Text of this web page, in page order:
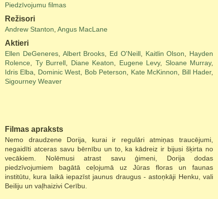
Piedzīvojumu filmas
Režisori
Andrew Stanton Angus MacLane
Aktieri
Ellen DeGeneres, Albert Brooks Ed O'Neill, Kaitlin Olson
Hayden
Rolence
Ty Burrell Diane Keaton Eugene Levy, Sloane Murray,
Idris Elba
Dominic West Bob Peterson Kate McKinnon Bill Hader,
Sigourney Weaver
Filmas apraksts
Nemo draudzene Dorija, kurai ir regulāri atmiņas traucējumi,
negaidīti atceras savu bērnību un to, ka kādreiz ir bijusi šķirta no
vecākiem. Nolēmusi atrast savu ģimeni, Dorija dodas
piedzīvojumiem bagātā ceļojumā uz Jūras floras un faunas
institūtu, kura laikā iepazīst jaunus draugus - astoņkāji Henku, vali
Beiliju un vaļhaizivi Cerību.